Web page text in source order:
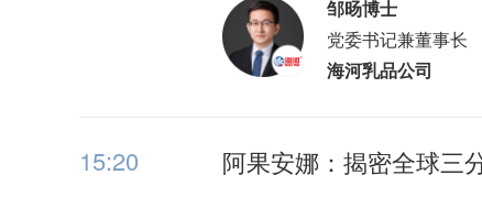
邹旸博士
党委书记兼董事长
海河乳品公司
15:20 阿果安娜：揭密全球三